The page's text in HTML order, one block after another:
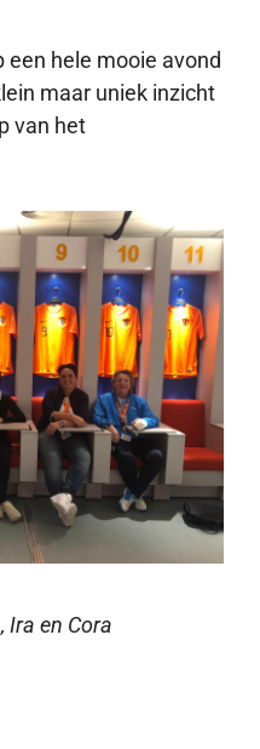
een hele mooie avond
maar uniek inzicht
van het
Ira en Cora